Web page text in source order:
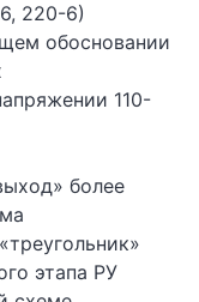
220-6)
обосновании
110-
более
этапа РУ